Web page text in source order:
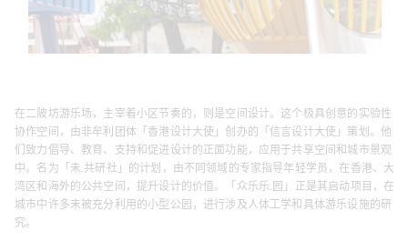
在二陂坊游乐场，主宰着小区节奏的，则是空间设计。这个极具创意的实验性
协作空间，由非牟利团体「香港设计大使」创办的「信言设计大使」策划。他
们致力倡导、教育、支持和促进设计的正面功能，应用于共享空间和城市景观
中。名为「未.共研社」的计划，由不同领域的专家指导年轻学员，在香港、大
湾区和海外的公共空间，提升设计的价值。「众乐乐.园」正是其启动项目，在
城市中许多未被充分利用的小型公园，进行涉及人体工学和具体游乐设施的研
究。